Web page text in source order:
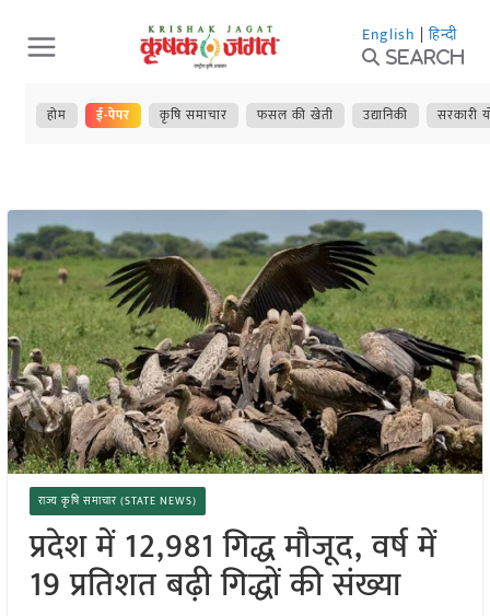
Skip
to
content
English | हिन्दी
Search
होम ई-पेपर कृषि समाचार फसल की खेती उद्यानिकी सरकारी
राज्य कृषि समाचार (STATE NEWS)
प्रदेश में 12,981 गिद्ध मौजूद, वर्ष में
19 प्रतिशत बढ़ी गिद्धों की संख्या